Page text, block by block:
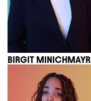
BIRGIT MINICHMAYR